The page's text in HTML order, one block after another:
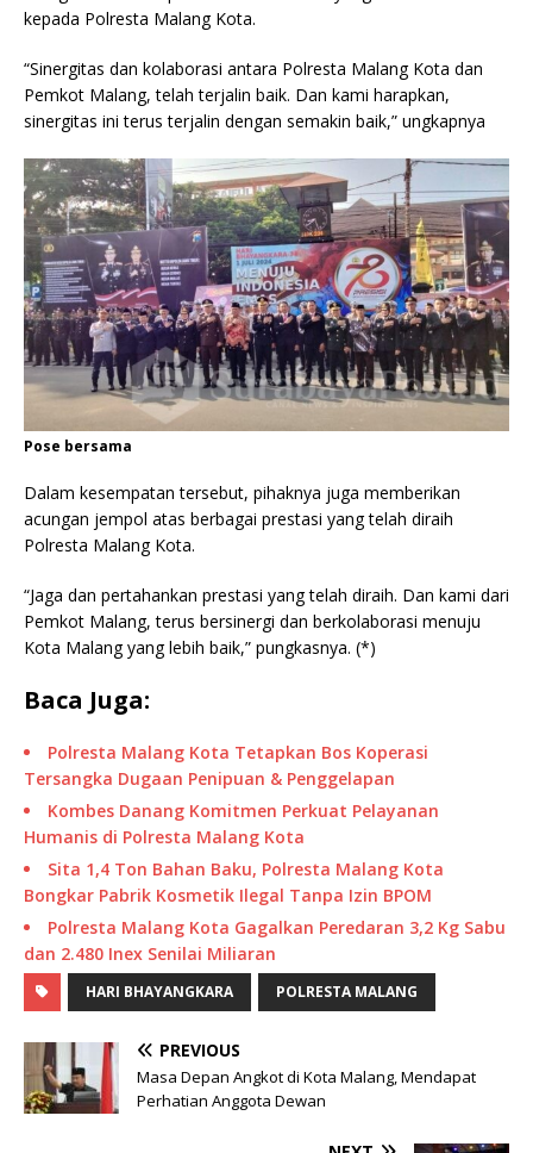
kepada Polresta Malang Kota.
“Sinergitas dan kolaborasi antara Polresta Malang Kota dan
Pemkot Malang, telah terjalin baik. Dan kami harapkan,
sinergitas ini terus terjalin dengan semakin baik,” ungkapnya
Pose bersama
Dalam kesempatan tersebut, pihaknya juga memberikan
acungan jempol atas berbagai prestasi yang telah diraih
Polresta Malang Kota.
“Jaga dan pertahankan prestasi yang telah diraih. Dan kami dari
Pemkot Malang, terus bersinergi dan berkolaborasi menuju
Kota Malang yang lebih baik,” pungkasnya. (*)
Baca Juga:
Polresta Malang Kota Tetapkan Bos Koperasi
Tersangka Dugaan Penipuan & Penggelapan
Kombes Danang Komitmen Perkuat Pelayanan
Humanis di Polresta Malang Kota
Sita 1,4 Ton Bahan Baku, Polresta Malang Kota
Bongkar Pabrik Kosmetik Ilegal Tanpa Izin BPOM
Polresta Malang Kota Gagalkan Peredaran 3,2 Kg Sabu
dan 2.480 Inex Senilai Miliaran
HARI BHAYANGKARA POLRESTA MALANG
PREVIOUS
Masa Depan Angkot di Kota Malang, Mendapat
Perhatian Anggota Dewan